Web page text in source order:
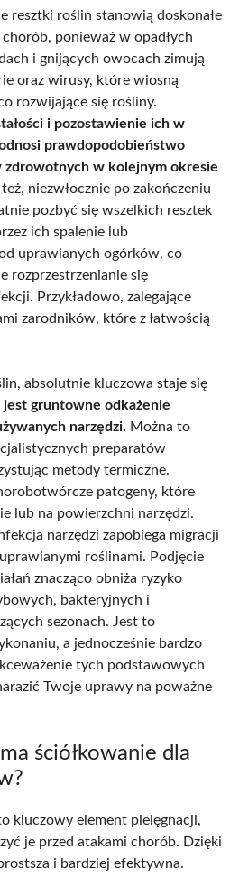
resztki roślin stanowią doskonałe
ponieważ w opadłych
i gnijących owocach zimują
oraz wirusy, które wiosną
rozwijające się rośliny.
i pozostawienie ich w
prawdopodobieństwo
w kolejnym okresie
niezwłocznie po zakończeniu
pozbyć się wszelkich resztek
ich spalenie lub
uprawianych ogórków, co
rozprzestrzenianie się
Przykładowo, zalegające
zarodników, które z łatwością
absolutnie kluczowa staje się
jest gruntowne odkażenie
narzędzi. Można to
preparatów
metody termiczne.
patogeny, które
lub na powierzchni narzędzi.
narzędzi zapobiega migracji
roślinami. Podjęcie
znacząco obniża ryzyko
bakteryjnych i
sezonach. Jest to
a jednocześnie bardzo
tych podstawowych
Twoje uprawy na poważne
ściółkowanie dla
kluczowy element pielęgnacji,
je przed atakami chorób. Dzięki
i bardziej efektywna.